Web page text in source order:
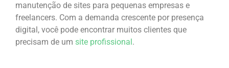
manutenção de sites para pequenas empresas e
freelancers. Com a demanda crescente por presença
digital, você pode encontrar muitos clientes que
precisam de um site profissional .